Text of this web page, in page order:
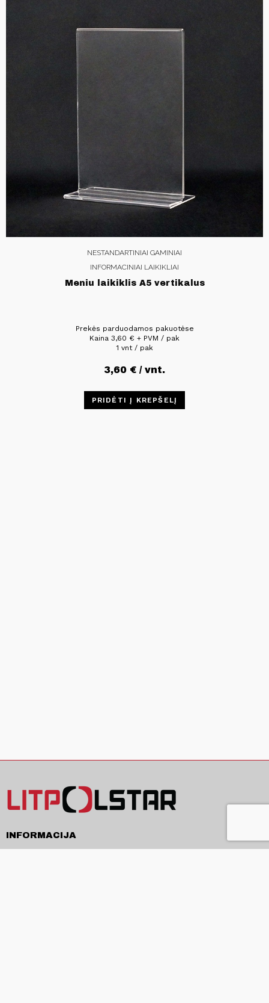
NESTANDARTINIAI GAMINIAI
INFORMACINIAI LAIKIKLIAI
Meniu laikiklis A5 vertikalus
Prekės parduodamos pakuotėse
Kaina 3,60 € + PVM / pak
1 vnt / pak
3,60 € / vnt.
PRIDĖTI Į KREPŠELĮ
INFORMACIJA